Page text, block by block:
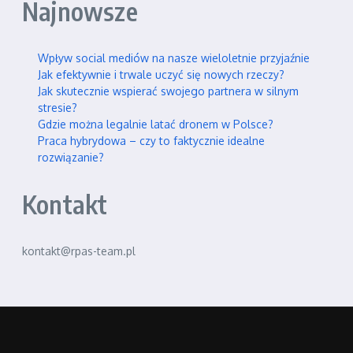
Najnowsze
Wpływ social mediów na nasze wieloletnie przyjaźnie
Jak efektywnie i trwale uczyć się nowych rzeczy?
Jak skutecznie wspierać swojego partnera w silnym
stresie?
Gdzie można legalnie latać dronem w Polsce?
Praca hybrydowa – czy to faktycznie idealne
rozwiązanie?
Kontakt
kontakt@rpas-team.pl